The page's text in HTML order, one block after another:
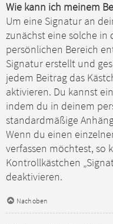
Wie kann ich meinem
Um eine Signatur an
zunächst eine solche in
persönlichen Bereich
Signatur erstellt und
jedem Beitrag das
aktivieren. Du kannst
indem du in deinem
standardmäßige
Wenn du einen
verfassen möchtest, so
Kontrollkästchen
deaktivieren.
Nach oben